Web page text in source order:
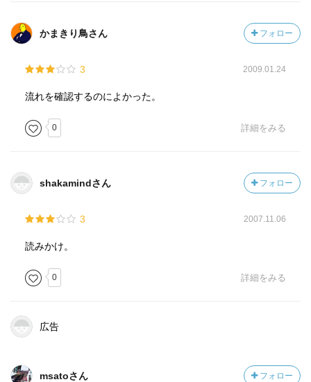
かまきり鳥さん フォロー
3 2009.01.24
流れを確認するのによかった。
0 詳細をみる
shakamindさん フォロー
3 2007.11.06
読みかけ。
0 詳細をみる
広告
msatoさん フォロー